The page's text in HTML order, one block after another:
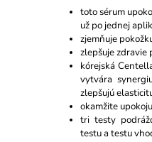
toto sérum
už po jednej
zjemňuje
zlepšuje zdravie
kórejská
vytvára
zlepšujú
okamžite
tri testy
testu a testu